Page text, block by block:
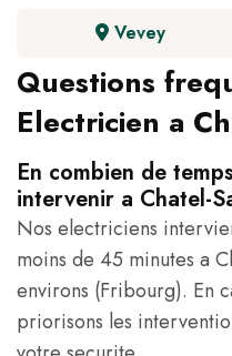
Vevey
Questions
Electricien a
En combien de
intervenir a Chatel-
Nos electriciens
moins de 45 minutes a
environs (Fribourg). En
priorisons les